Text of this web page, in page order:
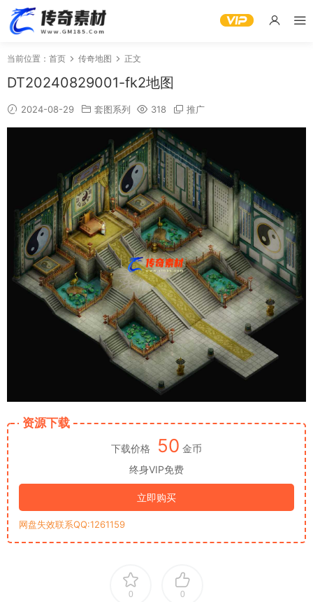
当前位置： 首页 传奇地图 正文
DT20240829001-fk2地图
2024-08-29 套图系列 318 推广
资源下载
下载价格 50 金币
终身VIP免费
立即购买
网盘失效联系QQ:1261159
0 0